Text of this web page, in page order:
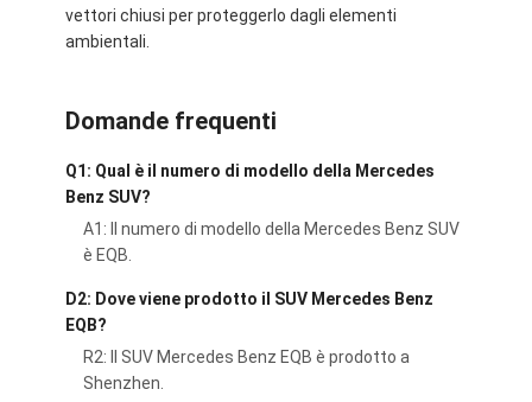
vettori chiusi per proteggerlo dagli elementi
ambientali.
Domande frequenti
Q1: Qual è il numero di modello della Mercedes
Benz SUV?
A1: Il numero di modello della Mercedes Benz SUV
è EQB.
D2: Dove viene prodotto il SUV Mercedes Benz
EQB?
R2: Il SUV Mercedes Benz EQB è prodotto a
Shenzhen.